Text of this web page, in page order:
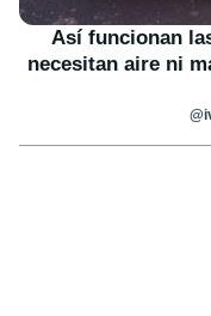
Así funcionan
necesitan aire ni